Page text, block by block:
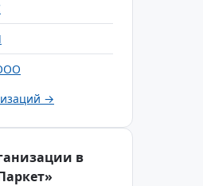
→
в